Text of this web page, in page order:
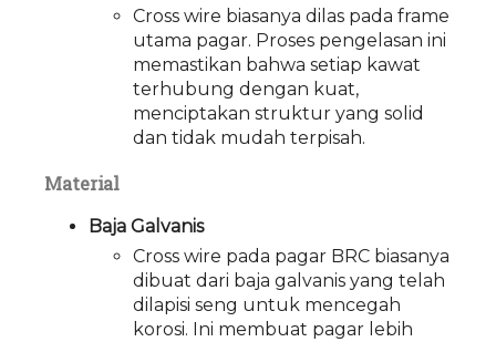
Cross wire biasanya dilas pada frame
utama pagar. Proses pengelasan ini
memastikan bahwa setiap kawat
terhubung dengan kuat,
menciptakan struktur yang solid
dan tidak mudah terpisah.
Material
Baja Galvanis
Cross wire pada pagar BRC biasanya
dibuat dari baja galvanis yang telah
dilapisi seng untuk mencegah
korosi. Ini membuat pagar lebih